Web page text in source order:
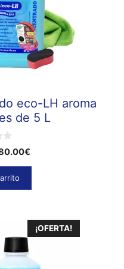
eco-LH aroma
de 5 L
€
precio
es:
¡OFERTA!